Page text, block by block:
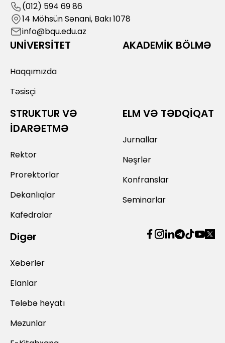
(012) 594 69 86
14 Möhsün Sənani, Bakı 1078
info@bqu.edu.az
UNİVERSİTET
Haqqımızda
Təsisçi
AKADEMİK BÖLMƏ
STRUKTUR VƏ
İDARƏETMƏ
Rektor
Prorektorlar
Dekanlıqlar
Kafedralar
ELM VƏ TƏDQİQAT
Jurnallar
Nəşrlər
Konfranslar
Seminarlar
Digər
Xəbərlər
Elanlar
Tələbə həyatı
Məzunlar